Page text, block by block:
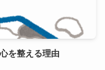
を整える理由